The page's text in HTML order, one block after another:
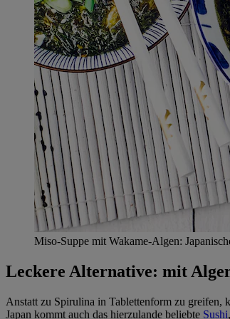
Miso-Suppe mit Wakame-Algen:
Leckere Alternative: mit
Anstatt zu Spirulina in Tablettenform zu greifen,
Japan kommt auch das hierzulande beliebte Sushi